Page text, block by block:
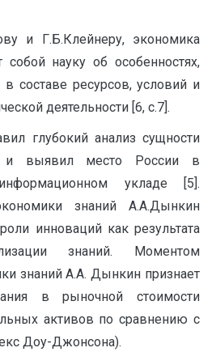
и Г.Б.Клейнеру, экономика
собой науку об особенностях,
составе ресурсов, условий и
деятельности [6, с.7].
глубокий анализ сущности
и выявил место России в
укладе [5].
знаний А.А.Дынкин
инноваций как результата
знаний. Моментом
знаний А.А. Дынкин признает
в рыночной стоимости
активов по сравнению с
Доу-Джонсона).